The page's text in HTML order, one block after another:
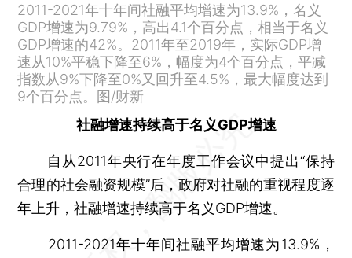
2011-2021年十年间社融平均增速为13.9%，名义
GDP增速为9.79%，高出4.1个百分点，相当于名义
GDP增速的42%。2011年至2019年，实际GDP增
速从10%平稳下降至6%，幅度为4个百分点，平减
指数从9%下降至0%又回升至4.5%，最大幅度达到
9个百分点。图/财新
社融增速持续高于名义GDP增速
自从2011年央行在年度工作会议中提出“保持
合理的社会融资规模”后，政府对社融的重视程度逐
年上升，社融增速持续高于名义GDP增速。
2011-2021年十年间社融平均增速为13.9%，